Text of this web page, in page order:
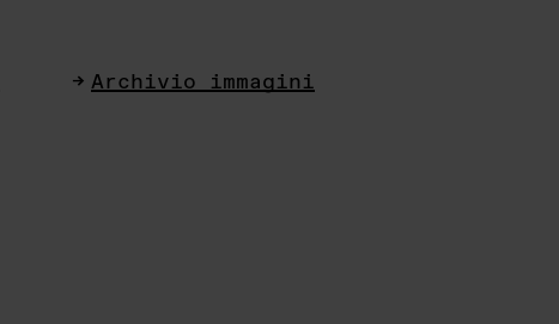
Archivio immagini